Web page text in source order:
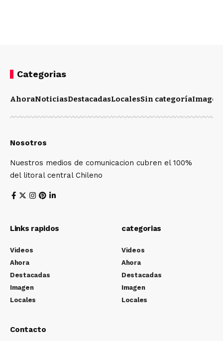
Categorias
AhoraNoticiasDestacadasLocalesSin categoríaImagen
Nosotros
Nuestros medios de comunicacion cubren el 100%
del litoral central Chileno
Links rapidos
Videos
Ahora
Destacadas
Imagen
Locales
categorias
Videos
Ahora
Destacadas
Imagen
Locales
Contacto